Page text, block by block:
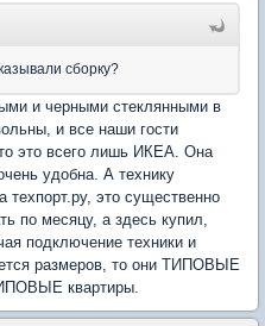
сборку?
и черными стеклянными в
и все наши гости
это всего лишь ИКЕА. Она
удобна. А технику
техпорт.ру, это существенно
по месяцу, а здесь купил,
подключение техники и
размеров, то они ТИПОВЫЕ
квартиры.